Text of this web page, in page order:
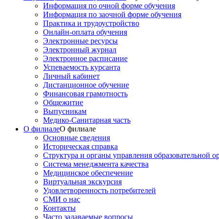
Информация по очной форме обучения
Информация по заочной форме обучения
Практика и трудоустройство
Онлайн-оплата обучения
Электронные ресурсы
Электронный журнал
Электронное расписание
Успеваемость курсанта
Личный кабинет
Дистанционное обучение
Финансовая грамотность
Общежитие
Выпусникам
Медико-Санитарная часть
О филиалеО филиале
Основные сведения
Историческая справка
Структура и органы управления образовательной
Система менеджмента качества
Медицинское обеспечение
Виртуальная экскурсия
Удовлетворенность потребителей
СМИ о нас
Контакты
Часто задаваемые вопросы